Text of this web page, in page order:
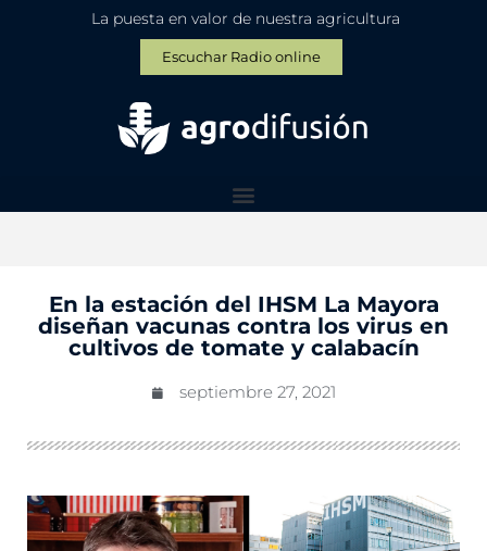
La puesta en valor de nuestra agricultura
Escuchar Radio online
En la estación del IHSM La Mayora
diseñan vacunas contra los virus en
cultivos de tomate y calabacín
septiembre 27, 2021